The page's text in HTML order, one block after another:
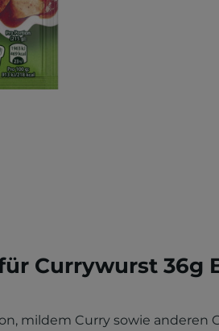
Currywurst 36g
mildem Curry sowie anderen